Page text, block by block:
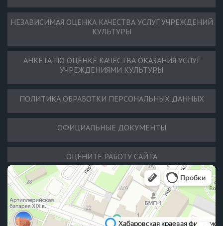
НЕЗАВИСИМАЯ ОЦЕНКА КАЧЕСТВА УСЛУГ УЧРЕЖДЕНИЙ
КУЛЬТУРЫ
АНКЕТА ПО ОЦЕНКЕ КАЧЕСТВА ОКАЗАНИЯ УСЛУГ
УЧРЕЖДЕНИЯМИ КУЛЬТУРЫ
ПОЛИТИКА ОБРАБОТКИ ПЕРСОНАЛЬНЫХ ДАННЫХ
ОФИЦИАЛЬНЫЕ ДОКУМЕНТЫ
ОЦЕНИТЕ РАБОТУ САЙТА